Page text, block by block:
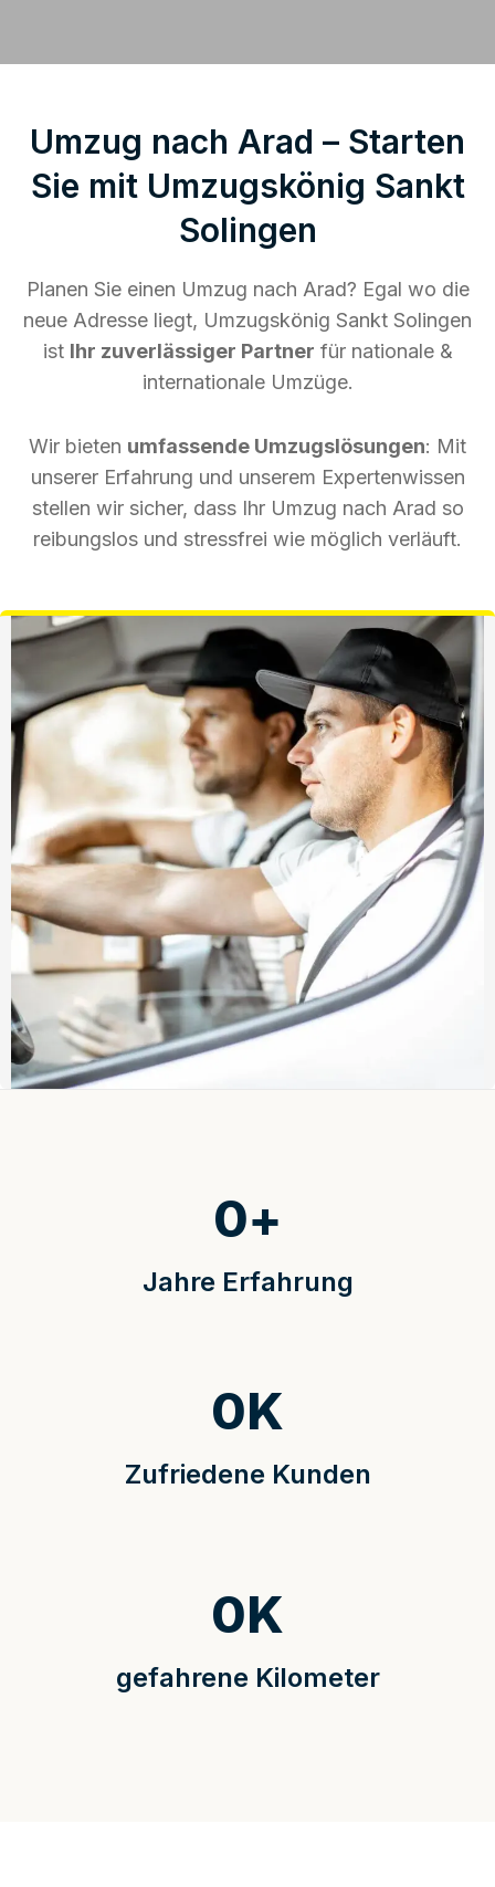
Umzug nach Arad – Starten
Sie mit Umzugskönig Sankt
Solingen
Planen Sie einen Umzug nach Arad? Egal wo die
neue Adresse liegt, Umzugskönig Sankt Solingen
ist Ihr zuverlässiger Partner für nationale &
internationale Umzüge.
Wir bieten umfassende Umzugslösungen: Mit
unserer Erfahrung und unserem Expertenwissen
stellen wir sicher, dass Ihr Umzug nach Arad so
reibungslos und stressfrei wie möglich verläuft.
Jahre Erfahrung
0+
Zufriedene Kunden
0K
gefahrene Kilometer
0K